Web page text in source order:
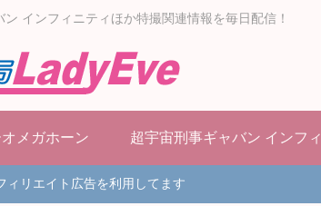
インフィニティほか特撮関連情報を毎日配信！
メガホーン 超宇宙刑事ギャバン インフ
ィリエイト広告を利用してます